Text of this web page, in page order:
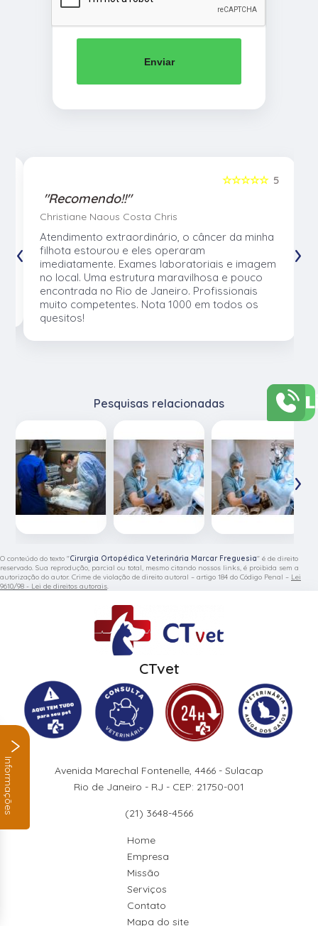
Enviar
5
☆☆☆☆☆
"Recomendo!!"
Christiane Naous Costa Chris
Atendimento extraordinário, o câncer da minha
filhota estourou e eles operaram
imediatamente. Exames laboratoriais e imagem
no local. Uma estrutura maravilhosa e pouco
encontrada no Rio de Janeiro. Profissionais
muito competentes. Nota 1000 em todos os
quesitos!
‹ ›
Pesquisas relacionadas
‹ ›
O conteúdo do texto "Cirurgia Ortopédica Veterinária Marcar Freguesia" é de direito
reservado. Sua reprodução, parcial ou total, mesmo citando nossos links, é proibida sem a
autorização do autor. Crime de violação de direito autoral – artigo 184 do Código Penal – Lei
9610/98 - Lei de direitos autorais.
CTvet
Avenida Marechal Fontenelle, 4466 - Sulacap
Rio de Janeiro - RJ - CEP: 21750-001
(21) 3648-4566
Home
Empresa
Missão
Serviços
Contato
Mapa do site
Informações